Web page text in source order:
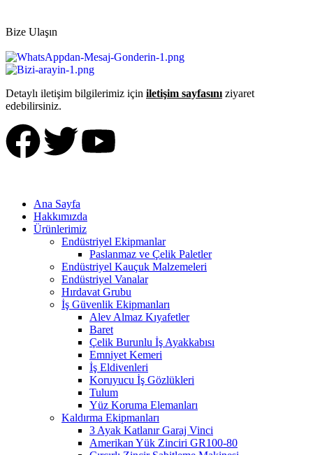
Bize Ulaşın
Detaylı iletişim bilgilerimiz için iletişim sayfasını ziyaret
edebilirsiniz.
Ana Sayfa
Hakkımızda
Ürünlerimiz
Endüstriyel Ekipmanlar
Paslanmaz ve Çelik Paletler
Endüstriyel Kauçuk Malzemeleri
Endüstriyel Vanalar
Hırdavat Grubu
İş Güvenlik Ekipmanları
Alev Almaz Kıyafetler
Baret
Çelik Burunlu İş Ayakkabısı
Emniyet Kemeri
İş Eldivenleri
Koruyucu İş Gözlükleri
Tulum
Yüz Koruma Elemanları
Kaldırma Ekipmanları
3 Ayak Katlanır Garaj Vinci
Amerikan Yük Zinciri GR100-80